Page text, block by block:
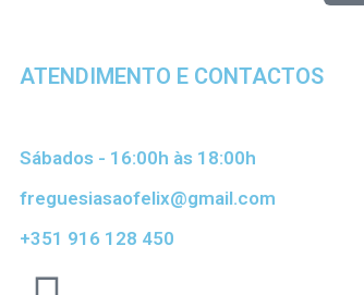
ATENDIMENTO E CONTACTOS
Sábados - 16:00h às 18:00h
freguesiasaofelix@gmail.com
+351 916 128 450